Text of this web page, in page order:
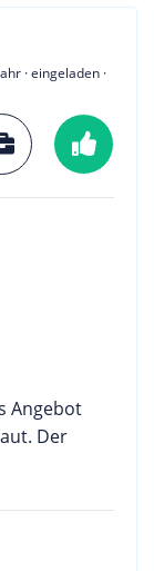
· eingeladen ·
Angebot
Der